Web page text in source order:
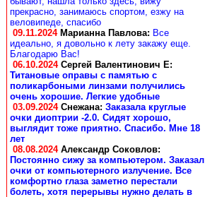
прекрасно, занимаюсь спортом, езжу на
веловипеде, спасибо
09.11.2024 Марианна Павлова: Все
идеально, я довольно к лету закажу еще.
Благодарю Вас!
06.10.2024 Сергей Валентинович Е:
Титановые оправы с памятью с
поликарбоными линзами получились
очень хорошие. Легкие удобные
03.09.2024 Снежана: Заказала круглые
очки диоптрии -2.0. Сидят хорошо,
выглядит тоже приятно. Спасибо. Мне 18
лет
08.08.2024 Александр Соковлов:
Постоянно сижу за компьютером. Заказал
очки от компьютерного излучение. Все
комфортно глаза заметно перестали
болеть, хотя перерывы нужно делать в